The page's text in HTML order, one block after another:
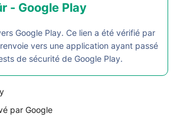
- Google Play
Google Play. Ce lien a été vérifié par
renvoie vers une application ayant passé
de sécurité de Google Play.
par Google